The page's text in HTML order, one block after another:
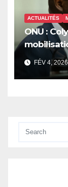
ACTUALITÉS
ONU :
FÉV 4,